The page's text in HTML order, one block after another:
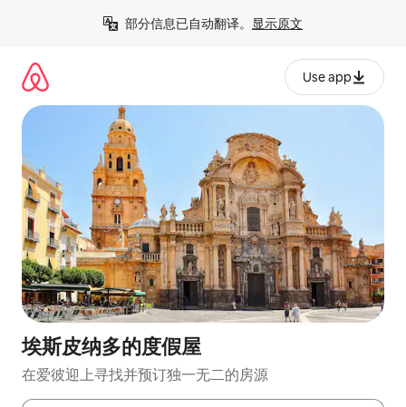
部分信息已自动翻译。 显示原文
Use app
埃斯皮纳多的度假屋
在爱彼迎上寻找并预订独一无二的房源